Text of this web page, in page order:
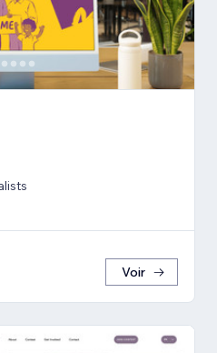
Voir